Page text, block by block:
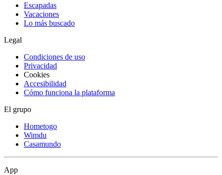
Escapadas
Vacaciones
Lo más buscado
Legal
Condiciones de uso
Privacidad
Cookies
Accesibilidad
Cómo funciona la plataforma
El grupo
Hometogo
Wimdu
Casamundo
App